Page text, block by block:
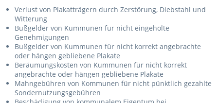
Verlust von Plakatträgern durch Zerstörung, Diebstahl und
Witterung
Bußgelder von Kummunen für nicht eingeholte
Genehmigungen
Bußgelder von Kummunen für nicht korrekt angebrachte
oder hängen gebliebene Plakate
Beräumungskosten von Kummunen für nicht korrekt
angebrachte oder hängen gebliebene Plakate
Mahngebühren von Kommunen für nicht pünktlich gezahlte
Sondernutzungsgebühren